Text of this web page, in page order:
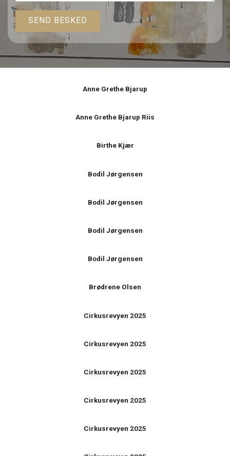
Anne Grethe Bjarup
Anne Grethe Bjarup Riis
Birthe Kjær
Bodil Jørgensen
Bodil Jørgensen
Bodil Jørgensen
Bodil Jørgensen
Brødrene Olsen
Cirkusrevyen 2025
Cirkusrevyen 2025
Cirkusrevyen 2025
Cirkusrevyen 2025
Cirkusrevyen 2025